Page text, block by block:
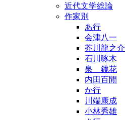
近代文学総論
作家別
あ行
会津八一
芥川龍之介
石川啄木
泉 鏡花
内田百閒
か行
川端康成
小林秀雄